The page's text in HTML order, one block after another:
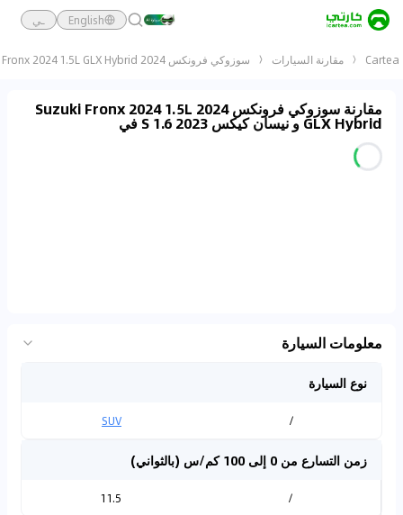
English ـي
Cartea مقارنة السيارات سوزوكي فرونكس 2024 Suzuki Fronx 2024 1.5L GLX Hybrid و نيسان كيكس 2023 1.6 S
مقارنة سوزوكي فرونكس 2024 Suzuki Fronx 2024 1.5L
GLX Hybrid و نيسان كيكس 2023 1.6 S في
معلومات السيارة
نوع السيارة
/
SUV
زمن التسارع من 0 إلى 100 كم/س (بالثواني)
/
11.5